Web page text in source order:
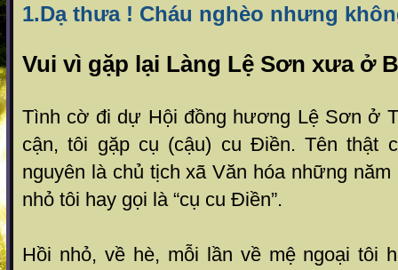
1.Dạ thưa ! Cháu nghèo nhưng
Vui vì gặp lại Làng Lệ Sơn xưa ở
Tình cờ đi dự Hội đồng hương Lệ Sơn ở
cận, tôi gặp cụ (cậu) cu Điền. Tên thật
nguyên là chủ tịch xã Văn hóa những
nhỏ tôi hay gọi là “cụ cu Điền”.
Hồi nhỏ, về hè, mỗi lần về mệ ngoại tôi